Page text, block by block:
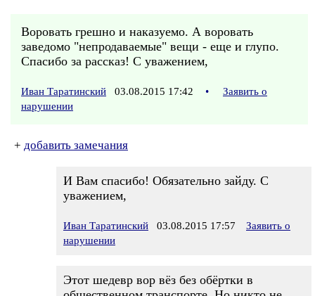
Воровать грешно и наказуемо. А воровать
заведомо "непродаваемые" вещи - еще и глупо.
Спасибо за рассказ! С уважением,
Иван Таратинский 03.08.2015 17:42 •
Заявить о
нарушении
+ добавить замечания
И Вам спасибо! Обязательно зайду. С
уважением,
Иван Таратинский 03.08.2015 17:57
Заявить о
нарушении
Этот шедевр вор вёз без обёртки в